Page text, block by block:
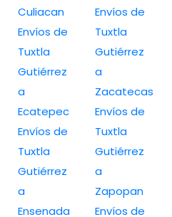
Culiacan
Envíos de
Tuxtla
Gutiérrez
a
Ecatepec
Envíos de
Tuxtla
Gutiérrez
a
Ensenada
Envíos de
Tuxtla
Gutiérrez
a
Zacatecas
Envíos de
Tuxtla
Gutiérrez
a
Zapopan
Envíos de